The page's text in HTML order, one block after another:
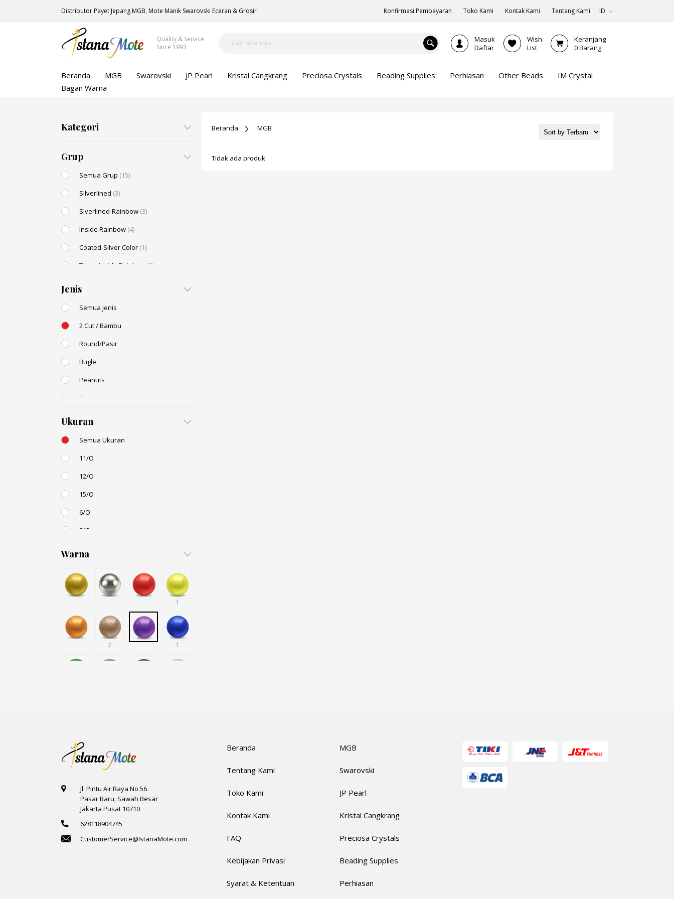
Distributor Payet Jepang MGB, Mote Manik Swarovski Eceran & Grosir Konfirmasi Pembayaran Toko Kami Kontak Kami Tentang Kami ID
Quality & Service
Since 1993
Masuk
Daftar
Wish
List
Keranjang
0Barang
Beranda MGB Swarovski JP Pearl Kristal Cangkrang Preciosa Crystals Beading Supplies Perhiasan Other Beads
IM Crystal
Bagan Warna
Kategori
Grup
Semua Grup (15)
Silverlined (3)
Slverlined-Rainbow (3)
Inside Rainbow (4)
Coated-Silver Color (1)
Trans-Inside Rainbow
(2)
Jenis
Semua Jenis
2 Cut / Bambu
Round/Pasir
Bugle
Peanuts
Spiral
Ukuran
Semua Ukuran
11/O
12/O
15/O
6/O
8/O
6mm
Small / S-P
Warna
1
2 1
Beranda MGB
Tidak ada produk
Jl. Pintu Air Raya No.56
Pasar Baru, Sawah Besar
Jakarta Pusat 10710
628118904745
CustomerService@IstanaMote.com
Beranda
Tentang Kami
Toko Kami
Kontak Kami
FAQ
Kebijakan Privasi
Syarat & Ketentuan
MGB
Swarovski
JP Pearl
Kristal Cangkrang
Preciosa Crystals
Beading Supplies
Perhiasan